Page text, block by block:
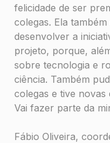
felicidade de ser
colegas. Ela
desenvolver a
projeto, porque,
sobre tecnologia e
ciência. Também
colegas e tive novas
Vai fazer parte da
Fábio Oliveira,